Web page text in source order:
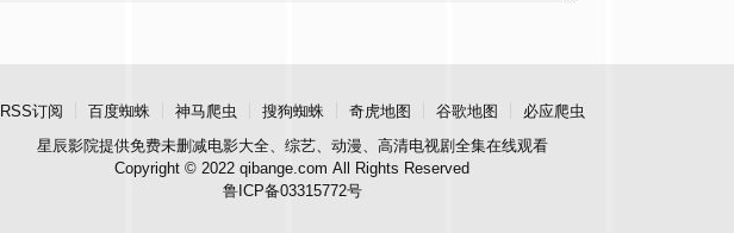
RSS订阅 百度蜘蛛 神马爬虫 搜狗蜘蛛 奇虎地图 谷歌地图
必应爬虫
星辰影院提供免费未删减电影大全、综艺、动漫、高清电视剧全集在线观看
Copyright © 2022 qibange.com All Rights Reserved
鲁ICP备03315772号